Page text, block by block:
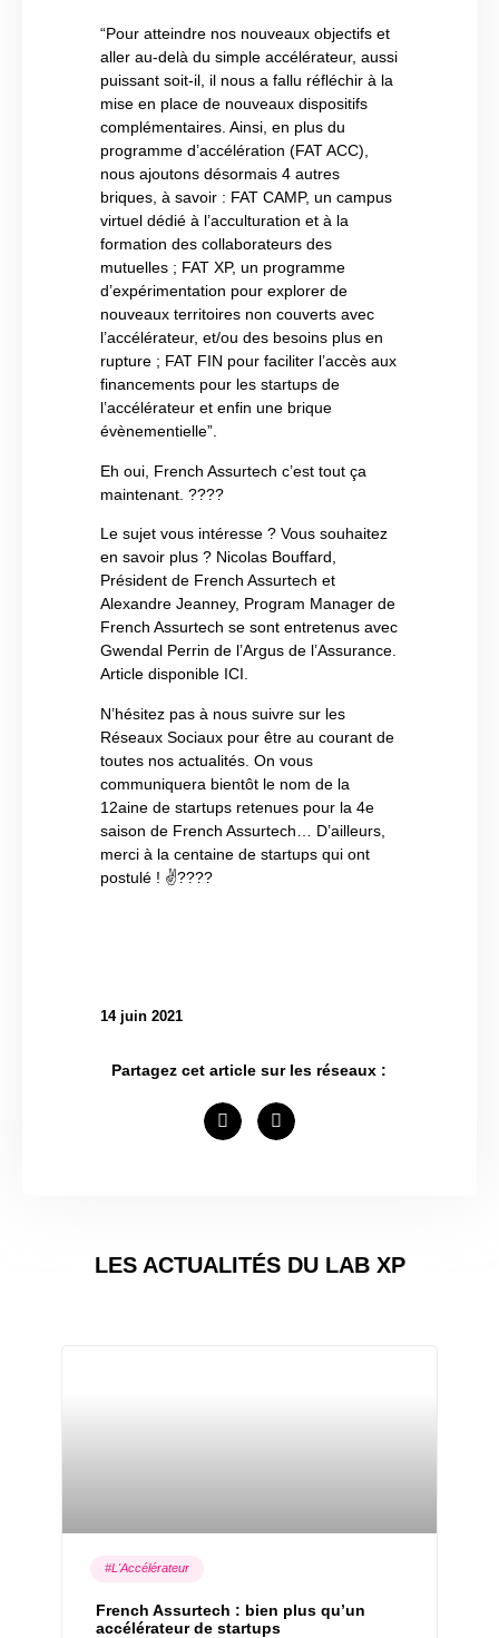
“Pour atteindre nos nouveaux objectifs et
aller au-delà du simple accélérateur, aussi
puissant soit-il, il nous a fallu réfléchir à la
mise en place de nouveaux dispositifs
complémentaires. Ainsi, en plus du
programme d’accélération (FAT ACC),
nous ajoutons désormais 4 autres
briques, à savoir : FAT CAMP, un campus
virtuel dédié à l’acculturation et à la
formation des collaborateurs des
mutuelles ; FAT XP, un programme
d’expérimentation pour explorer de
nouveaux territoires non couverts avec
l’accélérateur, et/ou des besoins plus en
rupture ; FAT FIN pour faciliter l’accès aux
financements pour les startups de
l’accélérateur et enfin une brique
évènementielle”.
Eh oui, French Assurtech c’est tout ça
maintenant. ????
Le sujet vous intéresse ? Vous souhaitez
en savoir plus ? Nicolas Bouffard,
Président de French Assurtech et
Alexandre Jeanney, Program Manager de
French Assurtech se sont entretenus avec
Gwendal Perrin de l’Argus de l’Assurance.
Article disponible ICI.
N’hésitez pas à nous suivre sur les
Réseaux Sociaux pour être au courant de
toutes nos actualités. On vous
communiquera bientôt le nom de la
12aine de startups retenues pour la 4e
saison de French Assurtech… D’ailleurs,
merci à la centaine de startups qui ont
postulé ! ✌????
14 juin 2021
Partagez cet article sur les réseaux :
LES ACTUALITÉS DU LAB XP
#L'Accélérateur
French Assurtech : bien plus qu’un
accélérateur de startups